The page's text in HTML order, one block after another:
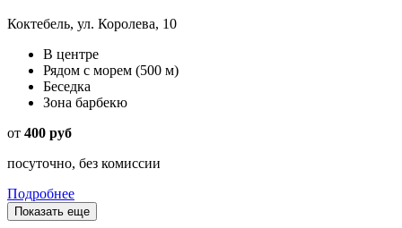
Коктебель, ул. Королева, 10
В центре
Рядом с морем (500 м)
Беседка
Зона барбекю
от 400 руб
посуточно, без комиссии
Подробнее
Показать еще